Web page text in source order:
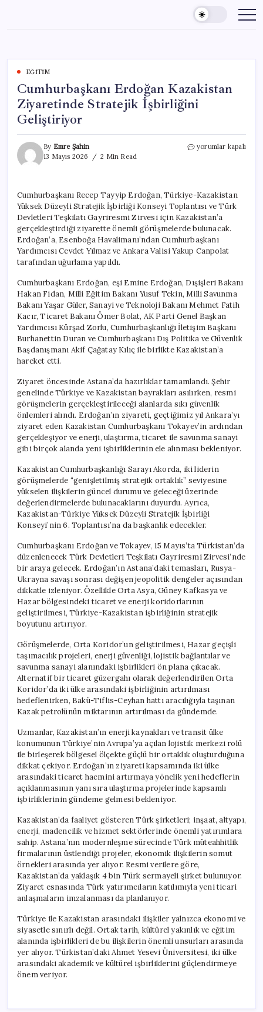
content
EĞITIM
Cumhurbaşkanı Erdoğan Kazakistan
Ziyaretinde Stratejik İşbirliğini
Geliştiriyor
By Emre Şahin
13 Mayıs 2026
2 Min Read
Cumhurbaşkanı
İşbirliğini
Geliştiriyor
için
yorumlar kapalı
Cumhurbaşkanı Recep Tayyip Erdoğan, Türkiye-Kazakistan
Yüksek Düzeyli Stratejik İşbirliği Konseyi Toplantısı ve Türk
Devletleri Teşkilatı Gayriresmi Zirvesi için Kazakistan’a
gerçekleştirdiği ziyarette önemli görüşmelerde bulunacak.
Erdoğan’a, Esenboğa Havalimanı’ndan Cumhurbaşkanı
Yardımcısı Cevdet Yılmaz ve Ankara Valisi Yakup Canpolat
tarafından uğurlama yapıldı.
Cumhurbaşkanı Erdoğan, eşi Emine Erdoğan, Dışişleri Bakanı
Hakan Fidan, Milli Eğitim Bakanı Yusuf Tekin, Milli Savunma
Bakanı Yaşar Güler, Sanayi ve Teknoloji Bakanı Mehmet Fatih
Kacır, Ticaret Bakanı Ömer Bolat, AK Parti Genel Başkan
Yardımcısı Kürşad Zorlu, Cumhurbaşkanlığı İletişim Başkanı
Burhanettin Duran ve Cumhurbaşkanı Dış Politika ve Güvenlik
Başdanışmanı Akif Çağatay Kılıç ile birlikte Kazakistan’a
hareket etti.
Ziyaret öncesinde Astana’da hazırlıklar tamamlandı. Şehir
genelinde Türkiye ve Kazakistan bayrakları asılırken, resmi
görüşmelerin gerçekleştirileceği alanlarda sıkı güvenlik
önlemleri alındı. Erdoğan’ın ziyareti, geçtiğimiz yıl Ankara’yı
ziyaret eden Kazakistan Cumhurbaşkanı Tokayev’in ardından
gerçekleşiyor ve enerji, ulaştırma, ticaret ile savunma sanayi
gibi birçok alanda yeni işbirliklerinin ele alınması bekleniyor.
Kazakistan Cumhurbaşkanlığı Sarayı Akorda, iki liderin
görüşmelerde “genişletilmiş stratejik ortaklık” seviyesine
yükselen ilişkilerin güncel durumu ve geleceği üzerinde
değerlendirmelerde bulunacaklarını duyurdu. Ayrıca,
Kazakistan-Türkiye Yüksek Düzeyli Stratejik İşbirliği
Konseyi’nin 6. Toplantısı’na da başkanlık edecekler.
Cumhurbaşkanı Erdoğan ve Tokayev, 15 Mayıs’ta Türkistan’da
düzenlenecek Türk Devletleri Teşkilatı Gayriresmi Zirvesi’nde
bir araya gelecek. Erdoğan’ın Astana’daki temasları, Rusya-
Ukrayna savaşı sonrası değişen jeopolitik dengeler açısından
dikkatle izleniyor. Özellikle Orta Asya, Güney Kafkasya ve
Hazar bölgesindeki ticaret ve enerji koridorlarının
geliştirilmesi, Türkiye-Kazakistan işbirliğinin stratejik
boyutunu artırıyor.
Görüşmelerde, Orta Koridor’un geliştirilmesi, Hazar geçişli
taşımacılık projeleri, enerji güvenliği, lojistik bağlantılar ve
savunma sanayi alanındaki işbirlikleri ön plana çıkacak.
Alternatif bir ticaret güzergahı olarak değerlendirilen Orta
Koridor’da iki ülke arasındaki işbirliğinin artırılması
hedeflenirken, Bakü-Tiflis-Ceyhan hattı aracılığıyla taşınan
Kazak petrolünün miktarının artırılması da gündemde.
Uzmanlar, Kazakistan’ın enerji kaynakları ve transit ülke
konumunun Türkiye’nin Avrupa’ya açılan lojistik merkezi rolü
ile birleşerek bölgesel ölçekte güçlü bir ortaklık oluşturduğuna
dikkat çekiyor. Erdoğan’ın ziyareti kapsamında iki ülke
arasındaki ticaret hacmini artırmaya yönelik yeni hedeflerin
açıklanmasının yanı sıra ulaştırma projelerinde kapsamlı
işbirliklerinin gündeme gelmesi bekleniyor.
Kazakistan’da faaliyet gösteren Türk şirketleri; inşaat, altyapı,
enerji, madencilik ve hizmet sektörlerinde önemli yatırımlara
sahip. Astana’nın modernleşme sürecinde Türk müteahhitlik
firmalarının üstlendiği projeler, ekonomik ilişkilerin somut
örnekleri arasında yer alıyor. Resmi verilere göre,
Kazakistan’da yaklaşık 4 bin Türk sermayeli şirket bulunuyor.
Ziyaret esnasında Türk yatırımcıların katılımıyla yeni ticari
anlaşmaların imzalanması da planlanıyor.
Türkiye ile Kazakistan arasındaki ilişkiler yalnızca ekonomi ve
siyasetle sınırlı değil. Ortak tarih, kültürel yakınlık ve eğitim
alanında işbirlikleri de bu ilişkilerin önemli unsurları arasında
yer alıyor. Türkistan’daki Ahmet Yesevi Üniversitesi, iki ülke
arasındaki akademik ve kültürel işbirliklerini güçlendirmeye
önem veriyor.